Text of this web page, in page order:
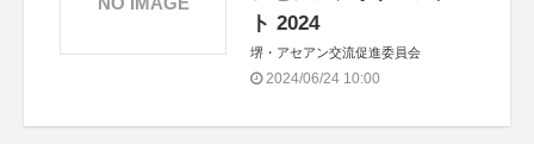
ト 2024
堺・アセアン交流促進委員会
2024/06/24 10:00